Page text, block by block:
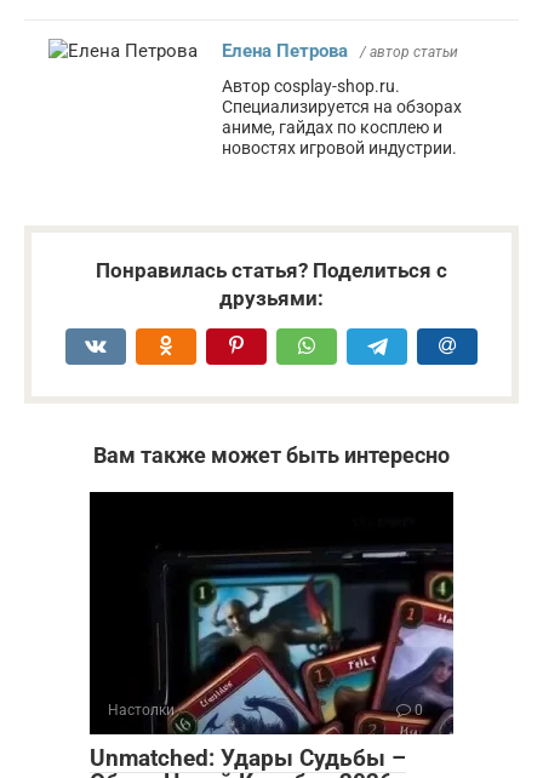
Елена Петрова / автор статьи
Автор cosplay-shop.ru.
Специализируется на обзорах
аниме, гайдах по косплею и
новостях игровой индустрии.
Понравилась статья? Поделиться с
друзьями:
Вам также может быть интересно
Настолки 0
Unmatched: Удары Судьбы –